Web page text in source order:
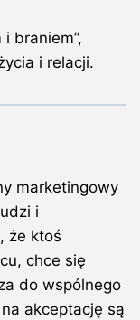
braniem”,
i relacji.
marketingowy
i
że ktoś
chce się
do wspólnego
akceptację są